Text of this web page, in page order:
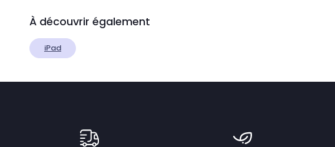
À découvrir également
iPad